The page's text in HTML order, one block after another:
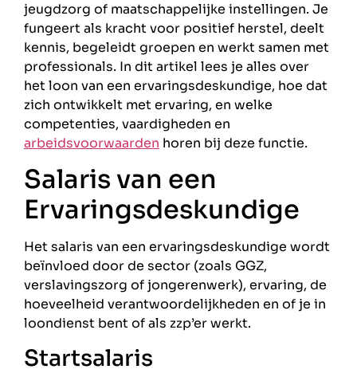
jeugdzorg of maatschappelijke instellingen. Je
fungeert als kracht voor positief herstel, deelt
kennis, begeleidt groepen en werkt samen met
professionals. In dit artikel lees je alles over
het loon van een ervaringsdeskundige, hoe dat
zich ontwikkelt met ervaring, en welke
competenties, vaardigheden en
arbeidsvoorwaarden horen bij deze functie.
Salaris van een
Ervaringsdeskundige
Het salaris van een ervaringsdeskundige wordt
beïnvloed door de sector (zoals GGZ,
verslavingszorg of jongerenwerk), ervaring, de
hoeveelheid verantwoordelijkheden en of je in
loondienst bent of als zzp’er werkt.
Startsalaris